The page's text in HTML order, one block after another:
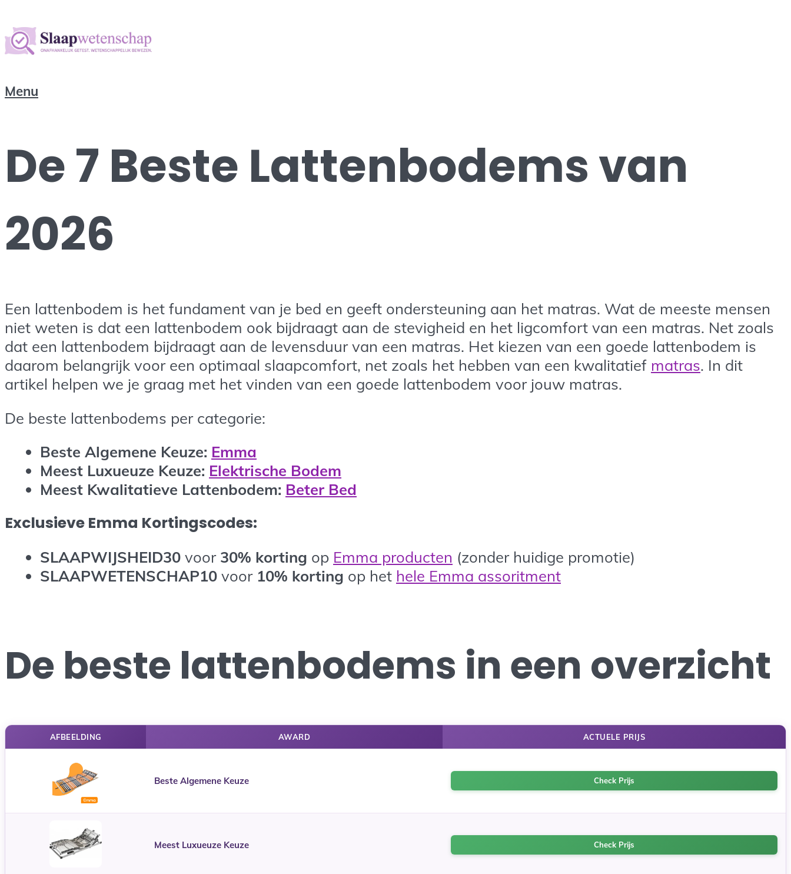
Menu
De 7 Beste Lattenbodems van
2026
Een lattenbodem is het fundament van je bed en geeft ondersteuning aan het matras. Wat de meeste mensen
niet weten is dat een lattenbodem ook bijdraagt aan de stevigheid en het ligcomfort van een matras. Net zoals
dat een lattenbodem bijdraagt aan de levensduur van een matras. Het kiezen van een goede lattenbodem is
daarom belangrijk voor een optimaal slaapcomfort, net zoals het hebben van een kwalitatief matras. In dit
artikel helpen we je graag met het vinden van een goede lattenbodem voor jouw matras.
De beste lattenbodems per categorie:
Beste Algemene Keuze: Emma
Meest Luxueuze Keuze: Elektrische Bodem
Meest Kwalitatieve Lattenbodem: Beter Bed
Exclusieve Emma Kortingscodes:
SLAAPWIJSHEID30 voor 30% korting op Emma producten (zonder huidige promotie)
SLAAPWETENSCHAP10 voor 10% korting op het hele Emma assoritment
De beste lattenbodems in een overzicht
AFBEELDING AWARD ACTUELE PRIJS
Beste Algemene Keuze Check Prijs
Meest Luxueuze Keuze Check Prijs